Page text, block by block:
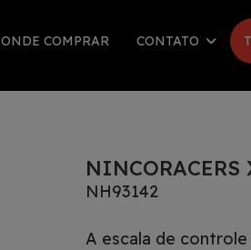
ONDE COMPRAR CONTATO
NINCORACERS
NH93142
A escala de